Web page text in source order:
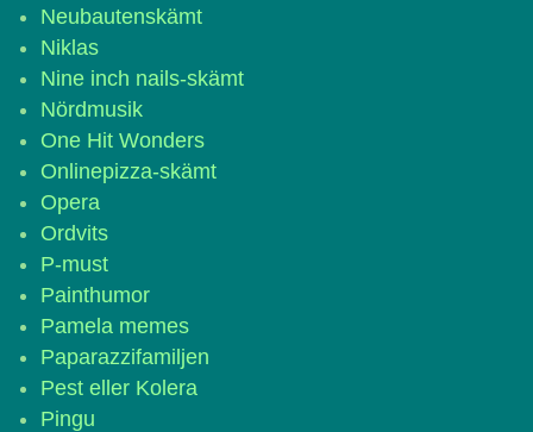
Neubautenskämt
Niklas
Nine inch nails-skämt
Nördmusik
One Hit Wonders
Onlinepizza-skämt
Opera
Ordvits
P-must
Painthumor
Pamela memes
Paparazzifamiljen
Pest eller Kolera
Pingu